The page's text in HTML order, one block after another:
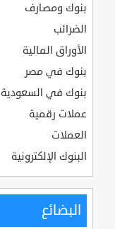
بنوك ومصارف
الضرائب
الأوراق المالية
بنوك في مصر
بنوك في السعودية
عملات رقمية
العملات
البنوك الإلكترونية
البضائع